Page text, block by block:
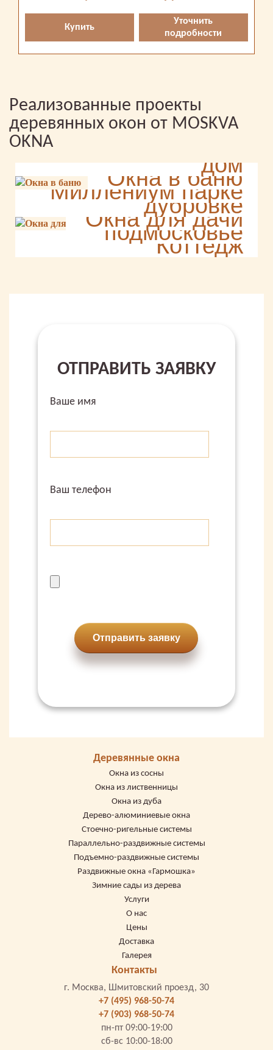
Купить
Уточнить
подробности
Реализованные проекты
деревянных окон от MOSKVA
OKNAРадиусные окна в
дом
Окна в баню
Раздвижные окна в
Миллениум парке
Таверна на
дубровке
Окна для дачи
Дом в
подмосковье
Миллениум
Коттедж
ОТПРАВИТЬ ЗАЯВКУ
Ваше имя
Ваш телефон
Отправить заявку
Деревянные окна
Окна из сосны
Окна из лиственницы
Окна из дуба
Дерево-алюминиевые окна
Стоечно-ригельные системы
Параллельно-раздвижные системы
Подъемно-раздвижные системы
Раздвижные окна «Гармошка»
Зимние сады из дерева
Услуги
О нас
Цены
Доставка
Галерея
Контакты
г. Москва, Шмитовский проезд, 30
+7 (495) 968-50-74
+7 (903) 968-50-74
пн-пт 09:00-19:00
сб-вс 10:00-18:00